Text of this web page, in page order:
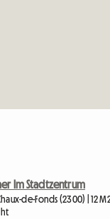
Im Stadtzentrum
de-Fonds (2300) | 12